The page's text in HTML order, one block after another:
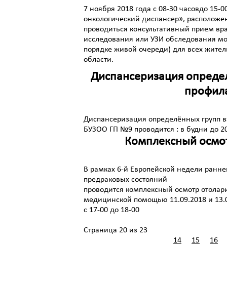
7 ноября 2018 года с 08-30 часовдо
онкологический диспансер»,
проводиться консультативный прием
исследования или УЗИ обследования
порядке живой очереди) для всех
области.
Диспансеризация
Диспансеризация определённых групп
БУЗОО ГП №9 проводится : в будни до
Комплексный
В рамках 6-й Европейской недели
предраковых состояний
проводится комплексный осмотр
медицинской помощью 11.09.2018 и
с 17-00 до 18-00
Страница 20 из 23
14
15 16